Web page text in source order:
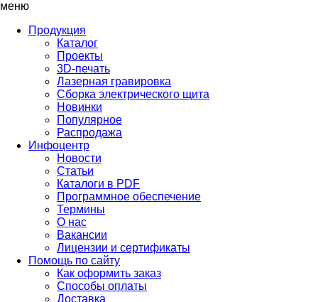
меню
Продукция
Каталог
Проекты
3D-печать
Лазерная гравировка
Сборка электрического щита
Новинки
Популярное
Распродажа
Инфоцентр
Новости
Статьи
Каталоги в PDF
Программное обеспечение
Термины
О нас
Вакансии
Лицензии и сертификаты
Помощь по сайту
Как оформить заказ
Способы оплаты
Доставка